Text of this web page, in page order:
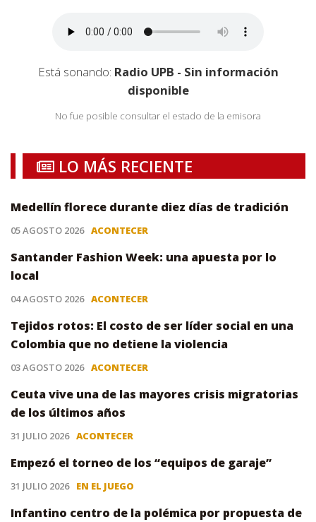
Está sonando: Radio UPB - Sin información
disponible
No fue posible consultar el estado de la emisora
LO MÁS RECIENTE
Medellín florece durante diez días de tradición
05 AGOSTO 2026 ACONTECER
Santander Fashion Week: una apuesta por lo
local
04 AGOSTO 2026 ACONTECER
Tejidos rotos: El costo de ser líder social en una
Colombia que no detiene la violencia
03 AGOSTO 2026 ACONTECER
Ceuta vive una de las mayores crisis migratorias
de los últimos años
31 JULIO 2026 ACONTECER
Empezó el torneo de los “equipos de garaje”
31 JULIO 2026 EN EL JUEGO
Infantino centro de la polémica por propuesta de